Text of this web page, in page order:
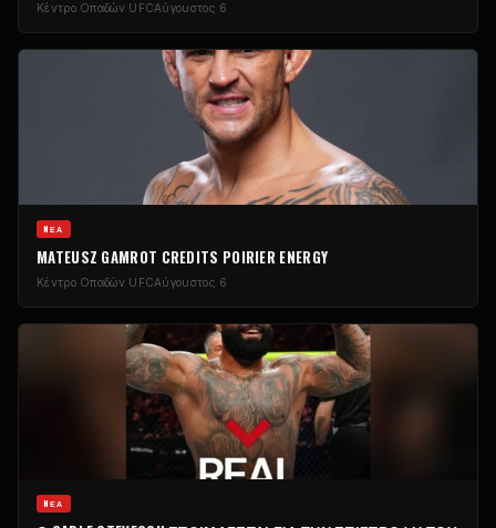
Κέντρο Οπαδών UFCΑύγουστος 6
NΈΑ
MATEUSZ GAMROT CREDITS POIRIER ENERGY
Κέντρο Οπαδών UFCΑύγουστος 6
NΈΑ